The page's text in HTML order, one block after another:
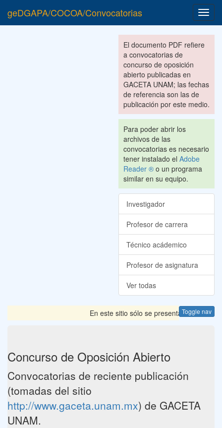
geDGAPA/COCOA/Convocatorias
El documento PDF refiere
a convocatorias de
concurso de oposición
abierto publicadas en
GACETA UNAM; las fechas
de referencia son las de
publicación por este medio.
Para poder abrir los
archivos de las
convocatorias es necesario
tener instalado el Adobe
Reader ® o un programa
similar en su equipo.
Investigador
Profesor de carrera
Técnico acádemico
Profesor de asignatura
Ver todas
Toggle nav
En este sitio sólo se presentan las
Concurso de Oposición Abierto
Convocatorias de reciente publicación
(tomadas del sitio
http://www.gaceta.unam.mx) de GACETA
UNAM.